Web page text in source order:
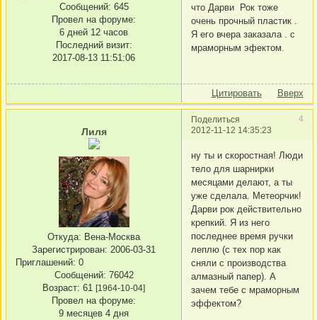
Сообщений: 645
Провел на форуме:
6 дней 12 часов
Последний визит:
2017-08-13 11:51:06
что Дарви Рок тоже
очень прочный пластик .
Я его вчера заказала . с
мраморным эфектом.
Цитировать Вверх
Поделиться
4
2012-11-12 14:35:23
Лиля
Откуда: Вена-Москва
Зарегистрирован: 2006-03-31
Приглашений: 0
Сообщений: 76042
Возраст: 61 [1964-10-04]
Провел на форуме:
9 месяцев 4 дня
ну ты и скоростная! Люди
тело для шарнирки
месяцами делают, а ты
уже сделала. Метеорчик!
Дарви рок действительно
крепкий. Я из него
последнее время ручки
леплю (с тех пор как
сняли с производства
алмазный папер). А
зачем тебе с мраморным
эффектом?